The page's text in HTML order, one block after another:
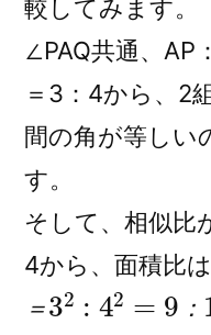
較してみます。
∠PAQ共通、AP
＝3：4から、2
間の角が等し
す。
そして、相似比
4から、面積比
：
＝32 : 42= 9：
16